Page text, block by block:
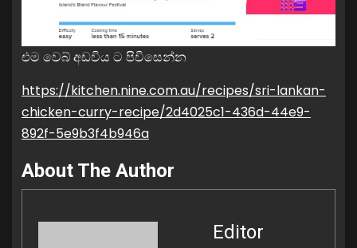
එම වෙබ් අඩවිය ට පිවිසෙන්න
https://kitchen.nine.com.au/recipes/sri-lankan-
chicken-curry-recipe/2d4025c1-436d-44e9-
892f-5e9b3f4b946a
About The Author
Editor